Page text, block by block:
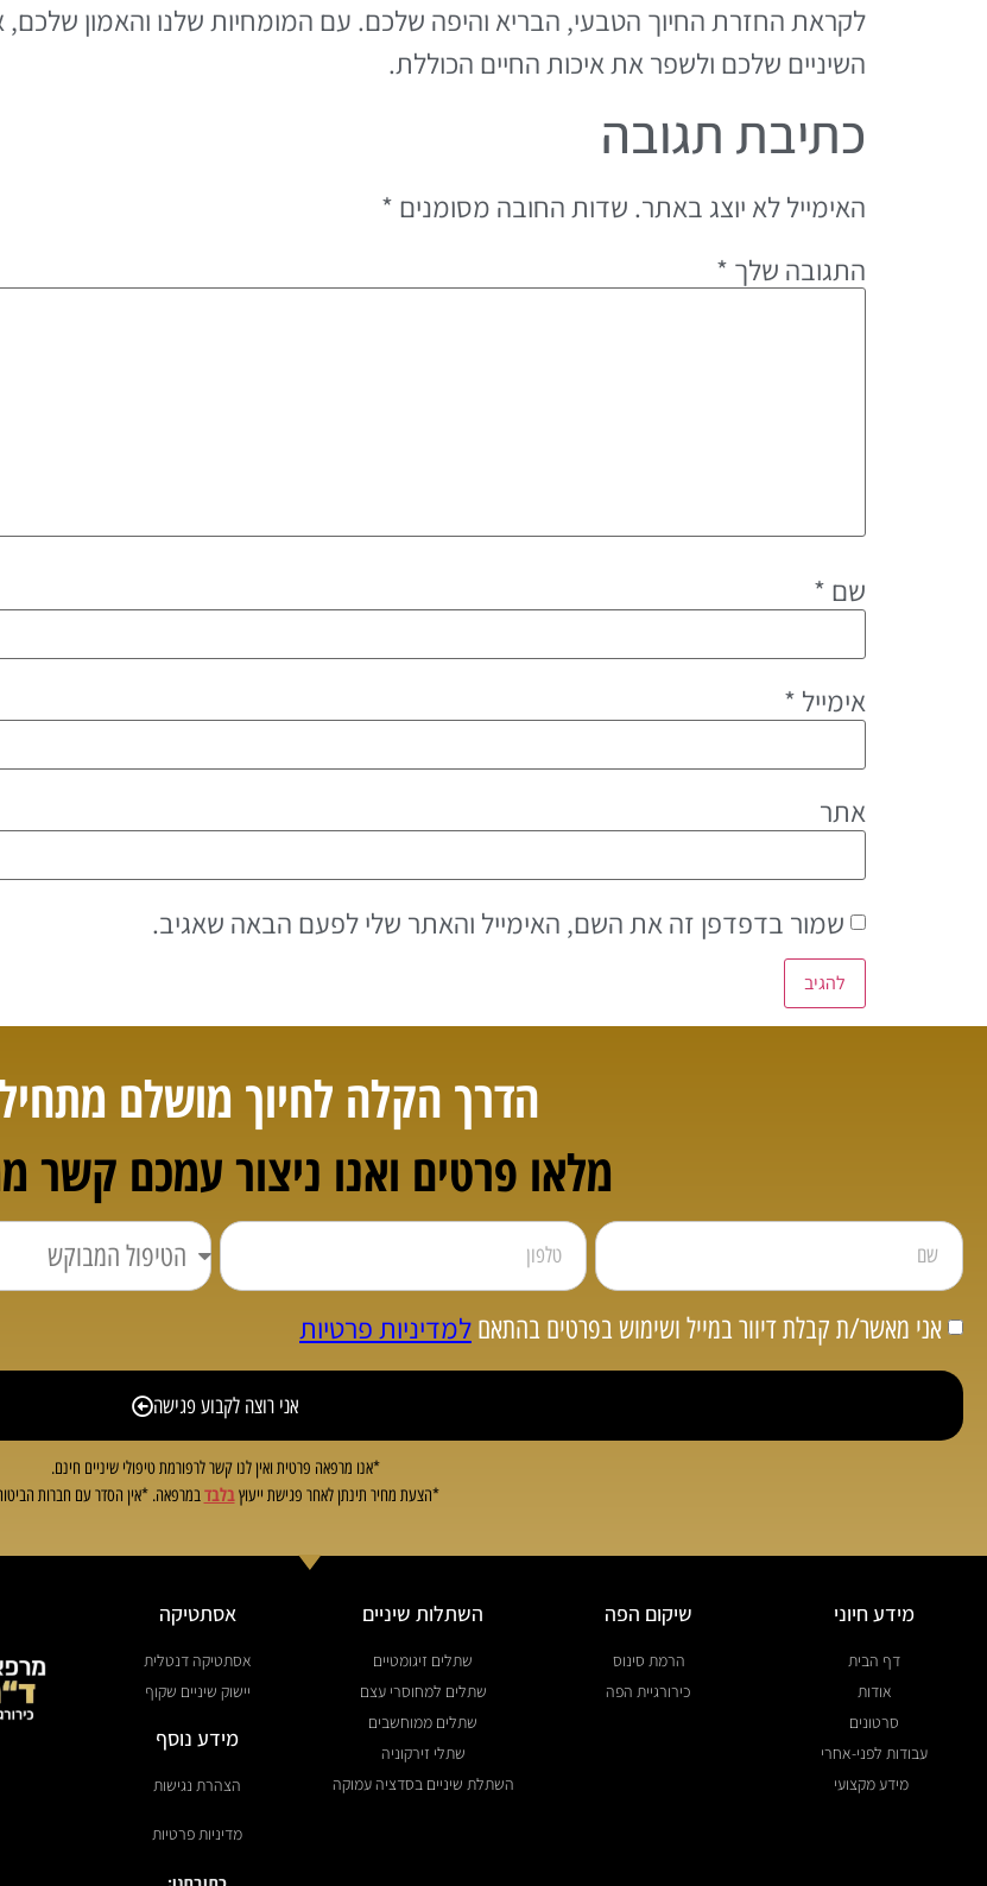
לקראת החזרת החיוך הטבעי, הבריא והיפה שלכם. עם המומחיות שלנו והאמון שלכם,
השיניים שלכם ולשפר את איכות החיים הכוללת.
כתיבת תגובה
האימייל לא יוצג באתר. שדות החובה מסומנים *
התגובה שלך *
שם *
אימייל *
אתר
שמור בדפדפן זה את השם, האימייל והאתר שלי לפעם הבאה שאגיב.
הדרך הקלה לחיוך מושלם
מלאו פרטים ואנו ניצור עמכם קשר
אני מאשר/ת קבלת דיוור במייל ושימוש בפרטים בהתאם למדיניות פרטיות
אני רוצה לקבוע פגישה
*אנו מרפאה פרטית ואין לנו קשר לרפורמת טיפולי שיניים חינם.
*הצעת מחיר תינתן לאחר פגישת ייעוץבלבדבמרפאה. *אין הסדר עם חברות
מידע חיוני
דף הבית
אודות
סרטונים
עבודות לפני-אחרי
מידע מקצועי
שיקום הפה
הרמת סינוס
כירורגיית הפה
השתלות שיניים
שתלים זיגומטיים
שתלים למחוסרי עצם
שתלים ממוחשבים
שתלי זירקוניה
השתלת שיניים בסדציה עמוקה
אסתטיקה
אסתטיקה דנטלית
יישוק שיניים שקוף
מידע נוסף
הצהרת נגישות
מדיניות פרטיות